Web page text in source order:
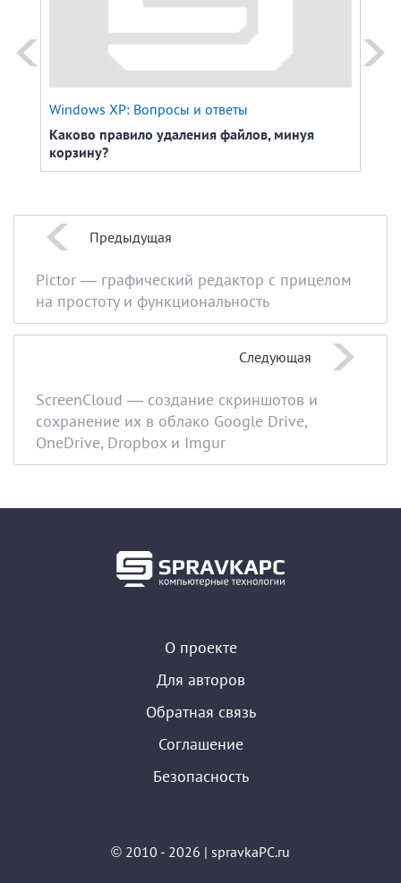
Windows XP: Вопросы и ответы
Каково правило удаления файлов, минуя
корзину?
Предыдущая
Pictor — графический редактор с прицелом
на простоту и функциональность
Следующая
ScreenCloud — создание скриншотов и
сохранение их в облако Google Drive,
OneDrive, Dropbox и Imgur
О проекте
Для авторов
Обратная связь
Соглашение
Безопасность
© 2010 - 2026 | spravkaPC.ru